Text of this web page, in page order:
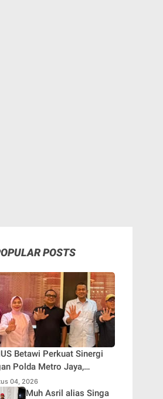
POSTS
Betawi Perkuat Sinergi
Polda Metro Jaya,
Komitmen Menjaga
Aman, Damai, dan
04, 2026
Muh Asril alias Singa